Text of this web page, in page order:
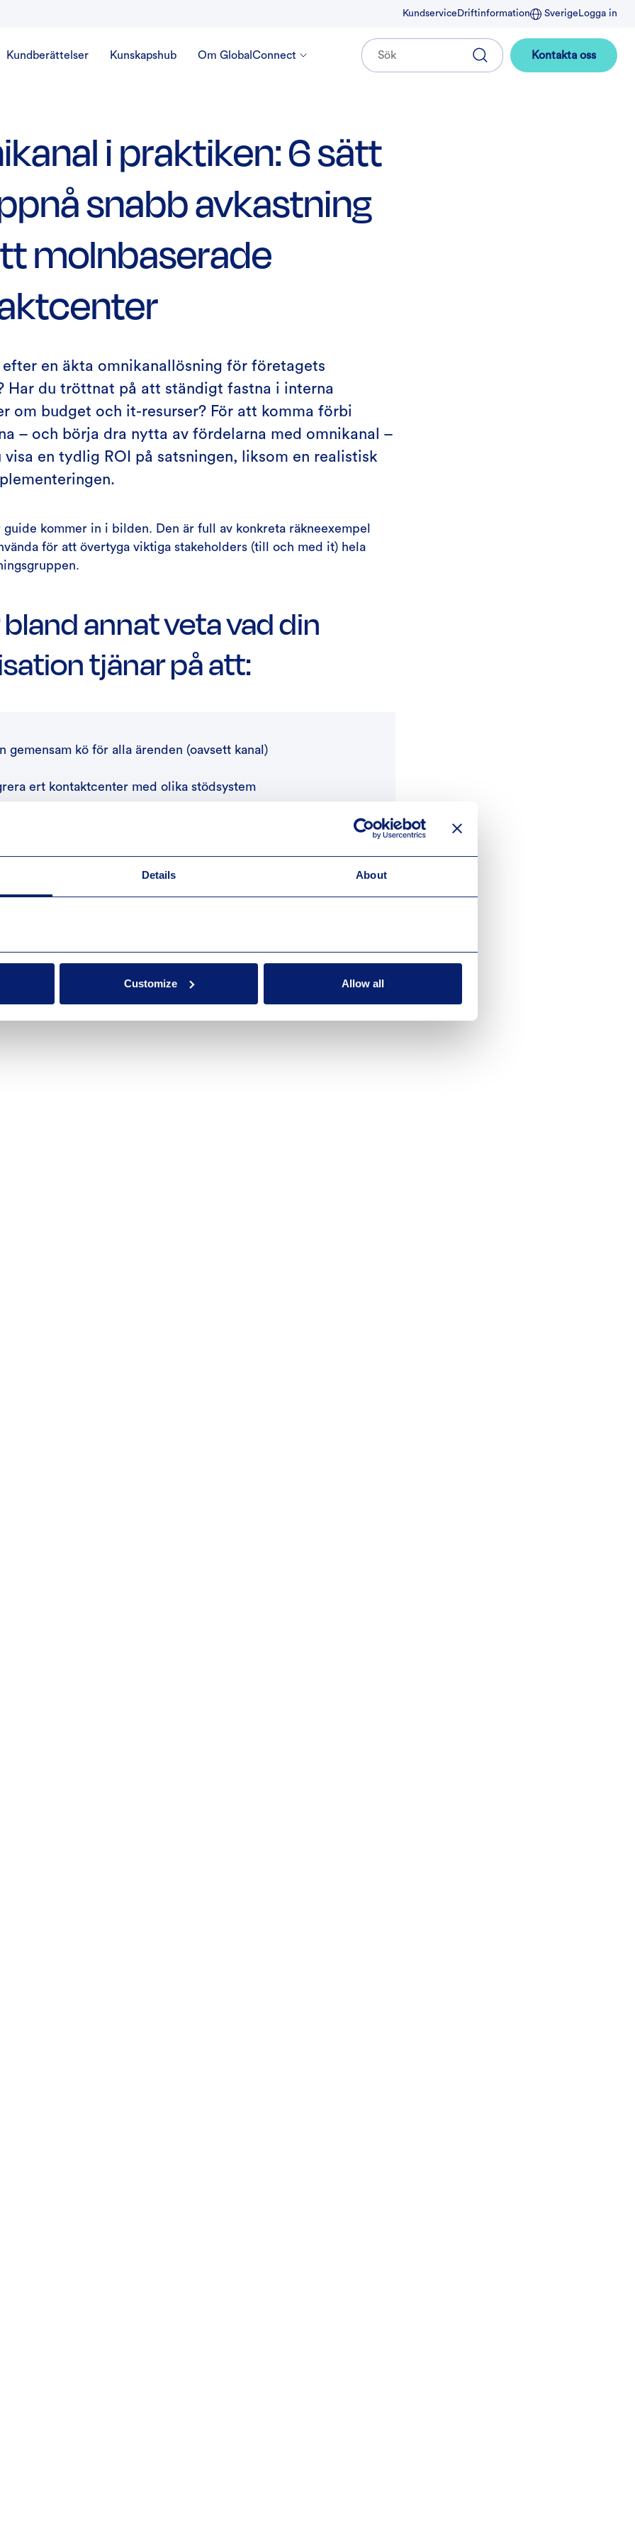
Details About
Customize Allow all
Kundservice Driftinformation Sverige Logga in
Kundberättelser Kunskapshub Om GlobalConnect Kontakta oss
i praktiken: 6 sätt
snabb avkastning
molnbaserade
en äkta omnikanallösning för företagets
Har du tröttnat på att ständigt fastna i interna
om budget och it-resurser? För att komma förbi
– och börja dra nytta av fördelarna med omnikanal –
visa en tydlig ROI på satsningen, liksom en realistisk
guide kommer in i bilden. Den är full av konkreta räkneexempel
för att övertyga viktiga stakeholders (till och med it) hela
annat veta vad din
tjänar på att:
gemensam kö för alla ärenden (oavsett kanal)
ert kontaktcenter med olika stödsystem